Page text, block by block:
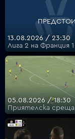
VOYO
ПРЕДСТОИ
13.08.2026 / 23:30
Лига 2 на Франция
05.08.2026 / 18:30
Приятелска